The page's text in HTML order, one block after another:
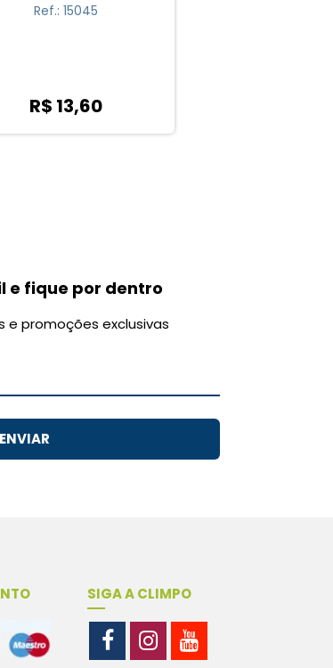
Ref.: 15045
R$ 13,60
e fique por dentro
e promoções exclusivas
ENVIAR
SIGA A CLIMPO